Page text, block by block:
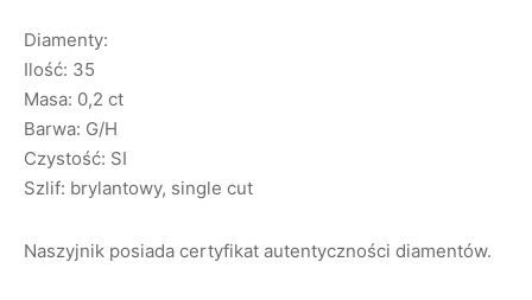
Diamenty:
Ilość: 35
Masa: 0,2 ct
Barwa: G/H
Czystość: SI
Szlif: brylantowy, single cut
Naszyjnik posiada certyfikat autentyczności diamentów.